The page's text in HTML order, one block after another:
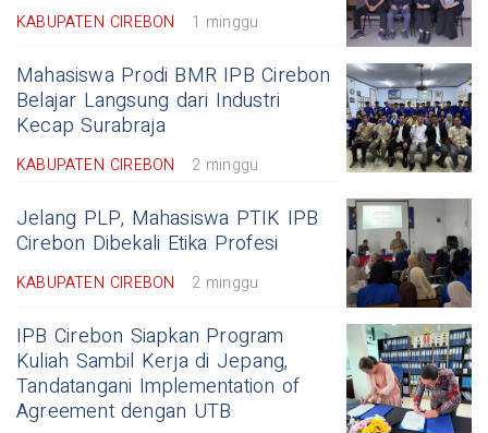
KABUPATEN CIREBON 1 minggu
Mahasiswa Prodi BMR IPB Cirebon
Belajar Langsung dari Industri
Kecap Surabraja
KABUPATEN CIREBON 2 minggu
Jelang PLP, Mahasiswa PTIK IPB
Cirebon Dibekali Etika Profesi
KABUPATEN CIREBON 2 minggu
IPB Cirebon Siapkan Program
Kuliah Sambil Kerja di Jepang,
Tandatangani Implementation of
Agreement dengan UTB